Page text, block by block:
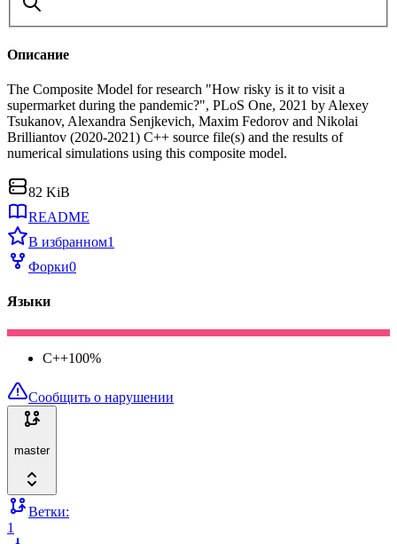
Описание
The Composite Model for research "How risky is it to visit a
supermarket during the pandemic?", PLoS One, 2021 by Alexey
Tsukanov, Alexandra Senjkevich, Maxim Fedorov and Nikolai
Brilliantov (2020-2021) C++ source file(s) and the results of
numerical simulations using this composite model.
82 KiB
README
В избранном1
Форки0
Языки
C++100%
Сообщить о нарушении
master
Ветки:
1